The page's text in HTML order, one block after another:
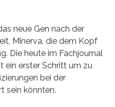
neue Gen nach der
Minerva, die dem Kopf
Die heute im Fachjournal
ein erster Schritt um zu
bei der
sein könnten.